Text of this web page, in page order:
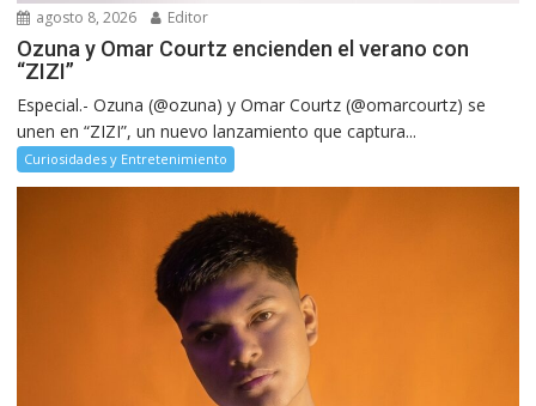
agosto 8, 2026 Editor
Ozuna y Omar Courtz encienden el verano con
“ZIZI”
Especial.- Ozuna (@ozuna) y Omar Courtz (@omarcourtz) se
unen en “ZIZI”, un nuevo lanzamiento que captura...
Curiosidades y Entretenimiento